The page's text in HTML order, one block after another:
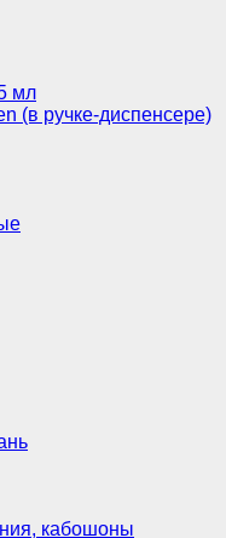
мл
(в ручке-диспенсере)
кабошоны